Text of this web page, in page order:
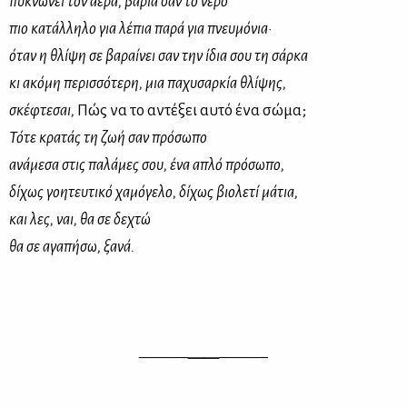
πιο κατάλληλο για λέπια παρά για πνευμόνια·
όταν η θλίψη σε βαραίνει σαν την ίδια σου τη σάρκα
κι ακόμη περισσότερη, μια παχυσαρκία θλίψης,
σκέφτεσαι, Πώς να το αντέξει αυτό ένα σώμα;
Τότε κρατάς τη ζωή σαν πρόσωπο
ανάμεσα στις παλάμες σου, ένα απλό πρόσωπο,
δίχως γοητευτικό χαμόγελο, δίχως βιολετί μάτια,
και λες, ναι, θα σε δεχτώ
θα σε αγαπήσω, ξανά.
————————